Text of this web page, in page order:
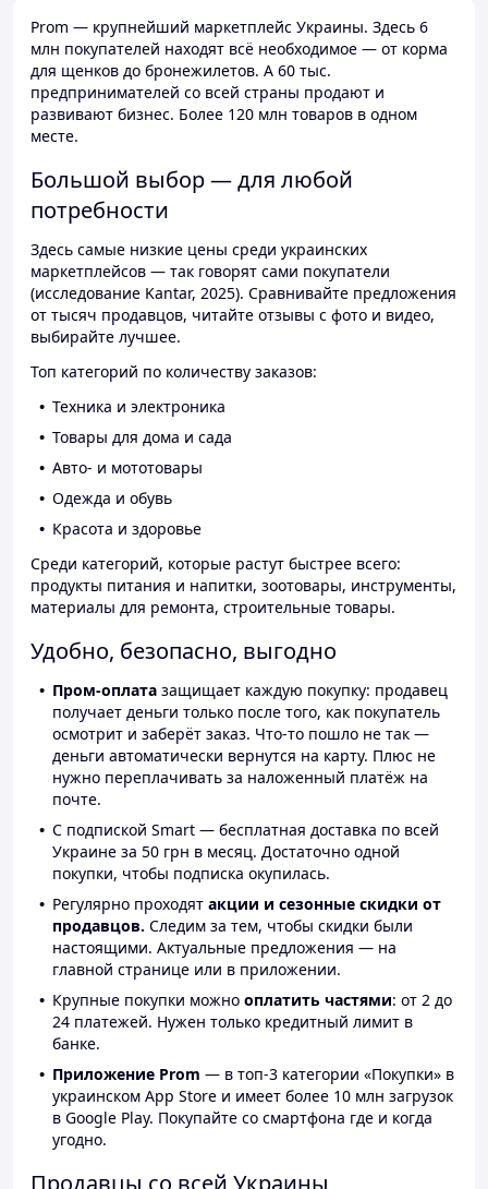
Prom — крупнейший маркетплейс Украины. Здесь 6
млн покупателей находят всё необходимое — от корма
для щенков до бронежилетов. А 60 тыс.
предпринимателей со всей страны продают и
развивают бизнес. Более 120 млн товаров в одном
месте.
Большой выбор — для любой
потребности
Здесь самые низкие цены среди украинских
маркетплейсов — так говорят сами покупатели
(исследование Kantar, 2025). Сравнивайте предложения
от тысяч продавцов, читайте отзывы с фото и видео,
выбирайте лучшее.
Топ категорий по количеству заказов:
Техника и электроника
Товары для дома и сада
Авто- и мототовары
Одежда и обувь
Красота и здоровье
Среди категорий, которые растут быстрее всего:
продукты питания и напитки, зоотовары, инструменты,
материалы для ремонта, строительные товары.
Удобно, безопасно, выгодно
Пром-оплата защищает каждую покупку: продавец
получает деньги только после того, как покупатель
осмотрит и заберёт заказ. Что-то пошло не так —
деньги автоматически вернутся на карту. Плюс не
нужно переплачивать за наложенный платёж на
почте.
С подпиской Smart — бесплатная доставка по всей
Украине за 50 грн в месяц. Достаточно одной
покупки, чтобы подписка окупилась.
Регулярно проходят акции и сезонные скидки от
продавцов. Следим за тем, чтобы скидки были
настоящими. Актуальные предложения — на
главной странице или в приложении.
Крупные покупки можно оплатить частями: от 2 до
24 платежей. Нужен только кредитный лимит в
банке.
Приложение Prom — в топ-3 категории «Покупки» в
украинском App Store и имеет более 10 млн загрузок
в Google Play. Покупайте со смартфона где и когда
угодно.